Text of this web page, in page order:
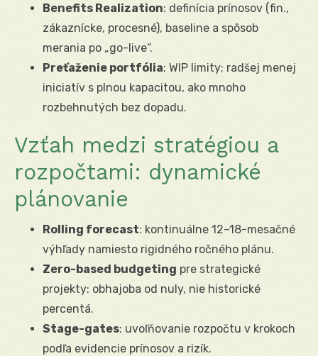
Benefits Realization: definícia prínosov (fin.,
zákaznícke, procesné), baseline a spôsob
merania po „go-live“.
Preťaženie portfólia: WIP limity; radšej menej
iniciatív s plnou kapacitou, ako mnoho
rozbehnutých bez dopadu.
Vzťah medzi stratégiou a
rozpočtami: dynamické
plánovanie
Rolling forecast: kontinuálne 12–18-mesačné
výhľady namiesto rigidného ročného plánu.
Zero-based budgeting pre strategické
projekty: obhajoba od nuly, nie historické
percentá.
Stage-gates: uvoľňovanie rozpočtu v krokoch
podľa evidencie prínosov a rizík.